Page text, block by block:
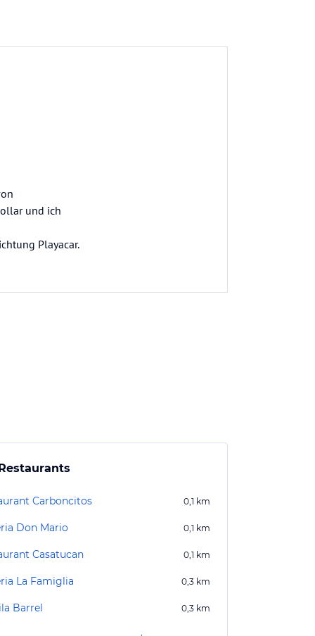
und ich
Playacar.
Carboncitos 0,1 km
Don Mario 0,1 km
Casatucan 0,1 km
La Famiglia 0,3 km
Barrel 0,3 km